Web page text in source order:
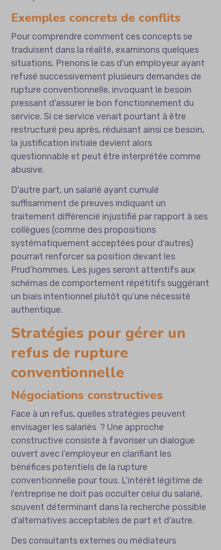
Exemples concrets de conflits
Pour comprendre comment ces concepts se
traduisent dans la réalité, examinons quelques
situations. Prenons le cas d'un employeur ayant
refusé successivement plusieurs demandes de
rupture conventionnelle, invoquant le besoin
pressant d'assurer le bon fonctionnement du
service. Si ce service venait pourtant à être
restructuré peu après, réduisant ainsi ce besoin,
la justification initiale devient alors
questionnable et peut être interprétée comme
abusive.
D'autre part, un salarié ayant cumulé
suffisamment de preuves indiquant un
traitement différencié injustifié par rapport à ses
collègues (comme des propositions
systématiquement acceptées pour d'autres)
pourrait renforcer sa position devant les
Prud’hommes. Les juges seront attentifs aux
schémas de comportement répétitifs suggérant
un biais intentionnel plutôt qu’une nécessité
authentique.
Stratégies pour gérer un
refus de rupture
conventionnelle
Négociations constructives
Face à un refus, quelles stratégies peuvent
envisager les salariés ? Une approche
constructive consiste à favoriser un dialogue
ouvert avec l’employeur en clarifiant les
bénéfices potentiels de la rupture
conventionnelle pour tous. L'intérêt légitime de
l'entreprise ne doit pas occulter celui du salarié,
souvent déterminant dans la recherche possible
d'alternatives acceptables de part et d'autre.
Des consultants externes ou médiateurs